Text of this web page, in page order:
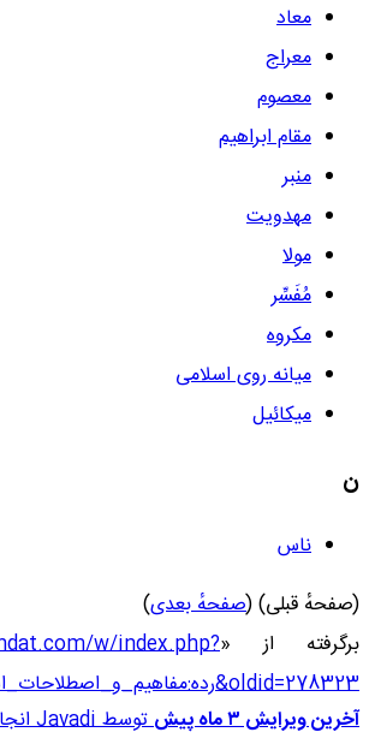
معاد
معراج
معصوم
مقام ابراهیم
منبر
مهدویت
مولا
مُفَسِّر
مکروه
میانه روی اسلامی
میکائیل
ن
ناس
(صفحهٔ قبلی) (صفحهٔ بعدی)
برگرفته از «w/index.php?
title=رده:مفاهیم_و_اصطلاحات_اسلامی&oldid=278323
آخرین ویرایش ۳ ماه پیش
توسطJavadi